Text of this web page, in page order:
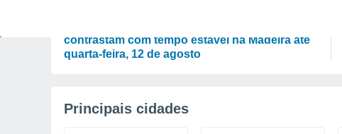
contrastam com tempo estável na Madeira até
quarta-feira, 12 de agosto
Principais cidades